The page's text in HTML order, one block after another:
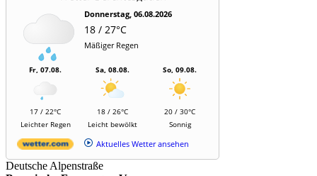
Donnerstag, 06.08.2026
18 / 27°C
Mäßiger Regen
Fr, 07.08.
17 / 22°C
Leichter Regen
Sa, 08.08.
18 / 26°C
Leicht bewölkt
So, 09.08.
20 / 30°C
Sonnig
Aktuelles Wetter ansehen
Deutsche Alpenstraße